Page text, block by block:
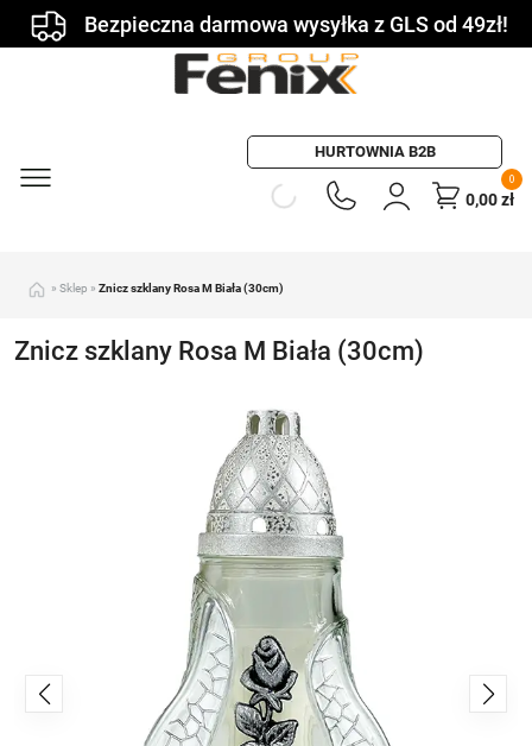
Bezpieczna darmowa wysyłka z GLS od 49zł!
HURTOWNIA B2B
0
0,00zł
» Sklep » Znicz szklany Rosa M Biała (30cm)
Znicz szklany Rosa M Biała (30cm)